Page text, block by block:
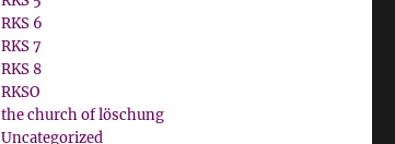
RKS 6
RKS 7
RKS 8
RKSO
the church of löschung
Uncategorized